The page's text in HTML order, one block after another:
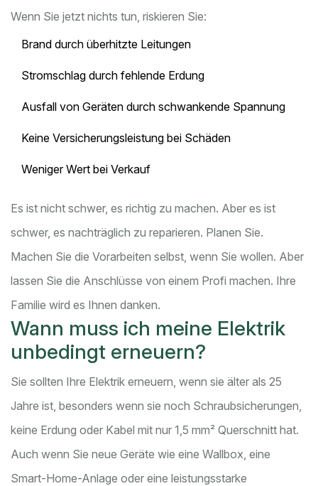
Wenn Sie jetzt nichts tun, riskieren Sie:
Brand durch überhitzte Leitungen
Stromschlag durch fehlende Erdung
Ausfall von Geräten durch schwankende Spannung
Keine Versicherungsleistung bei Schäden
Weniger Wert bei Verkauf
Es ist nicht schwer, es richtig zu machen. Aber es ist
schwer, es nachträglich zu reparieren. Planen Sie.
Machen Sie die Vorarbeiten selbst, wenn Sie wollen. Aber
lassen Sie die Anschlüsse von einem Profi machen. Ihre
Familie wird es Ihnen danken.
Wann muss ich meine Elektrik
unbedingt erneuern?
Sie sollten Ihre Elektrik erneuern, wenn sie älter als 25
Jahre ist, besonders wenn sie noch Schraubsicherungen,
keine Erdung oder Kabel mit nur 1,5 mm² Querschnitt hat.
Auch wenn Sie neue Geräte wie eine Wallbox, eine
Smart-Home-Anlage oder eine leistungsstarke